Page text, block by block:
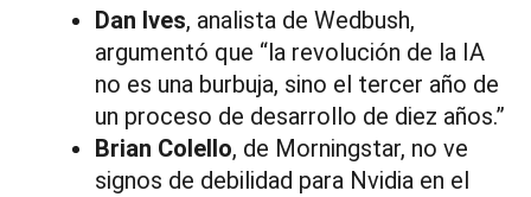
Dan Ives, analista de Wedbush,
argumentó que “la revolución de la IA
no es una burbuja, sino el tercer año de
un proceso de desarrollo de diez años.”
Brian Colello, de Morningstar, no ve
signos de debilidad para Nvidia en el